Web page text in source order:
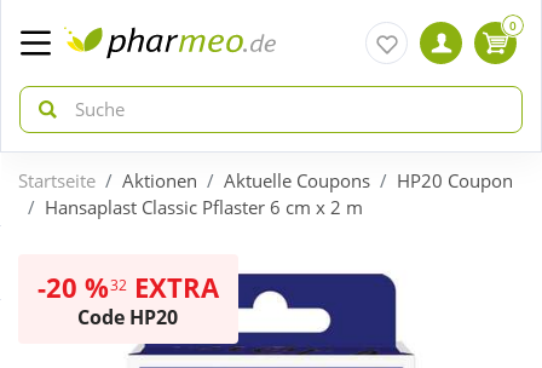
zurück
zurück
0
Startseite Aktionen Aktuelle Coupons
HP20 Coupon
Hansaplast Classic Pflaster 6 cm x 2 m
-20 %32EXTRA
Code HP20